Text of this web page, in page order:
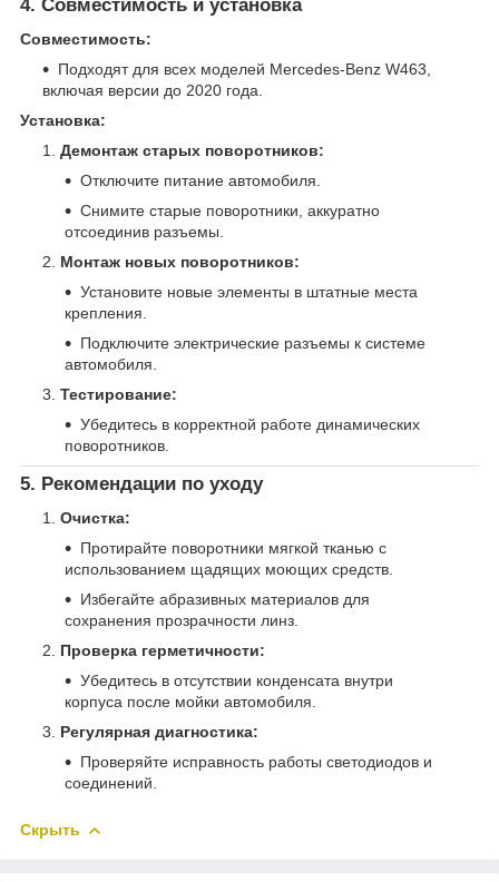
4. Совместимость и установка
Совместимость:
Подходят для всех моделей Mercedes-Benz W463,
включая версии до 2020 года.
Установка:
Демонтаж старых поворотников:
Отключите питание автомобиля.
Снимите старые поворотники, аккуратно
отсоединив разъемы.
Монтаж новых поворотников:
Установите новые элементы в штатные места
крепления.
Подключите электрические разъемы к системе
автомобиля.
Тестирование:
Убедитесь в корректной работе динамических
поворотников.
5. Рекомендации по уходу
Очистка:
Протирайте поворотники мягкой тканью с
использованием щадящих моющих средств.
Избегайте абразивных материалов для
сохранения прозрачности линз.
Проверка герметичности:
Убедитесь в отсутствии конденсата внутри
корпуса после мойки автомобиля.
Регулярная диагностика:
Проверяйте исправность работы светодиодов и
соединений.
Скрыть